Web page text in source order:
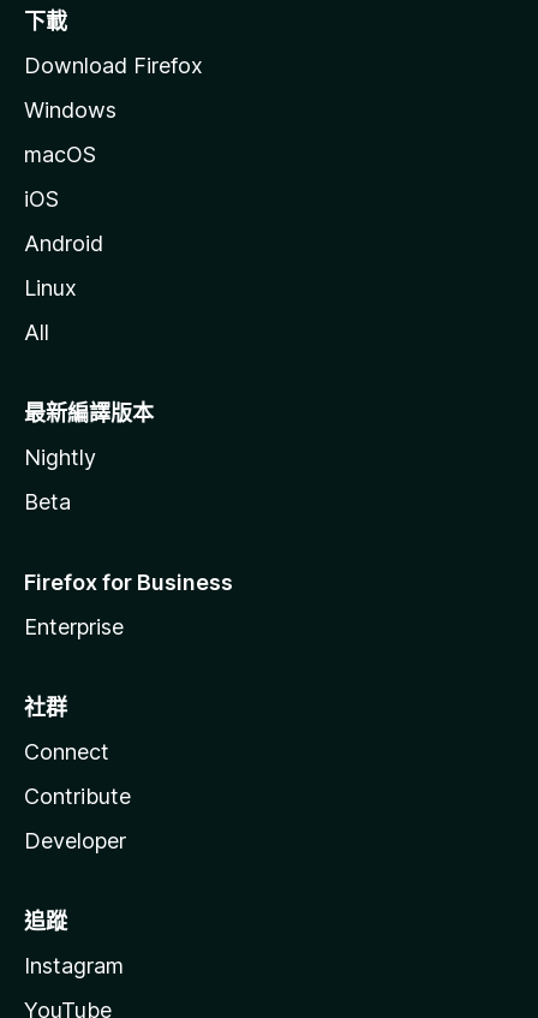
下載
Download Firefox
Windows
macOS
iOS
Android
Linux
All
最新編譯版本
Nightly
Beta
Firefox for Business
Enterprise
社群
Connect
Contribute
Developer
追蹤
Instagram
YouTube